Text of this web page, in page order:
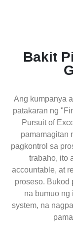
Bakit
Ang kumpanya
patakaran ng
Pursuit of
pamamagitan
pagkontrol sa
trabaho, ito
accountable, at
proseso. Bukod
na bumuo ng
system, na